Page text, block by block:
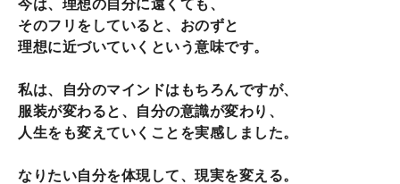
今は、理想の自分に遠くても、
そのフリをしていると、おのずと
理想に近づいていくという意味です。
私は、自分のマインドはもちろんですが、
服装が変わると、自分の意識が変わり、
人生をも変えていくことを実感しました。
なりたい自分を体現して、現実を変える。